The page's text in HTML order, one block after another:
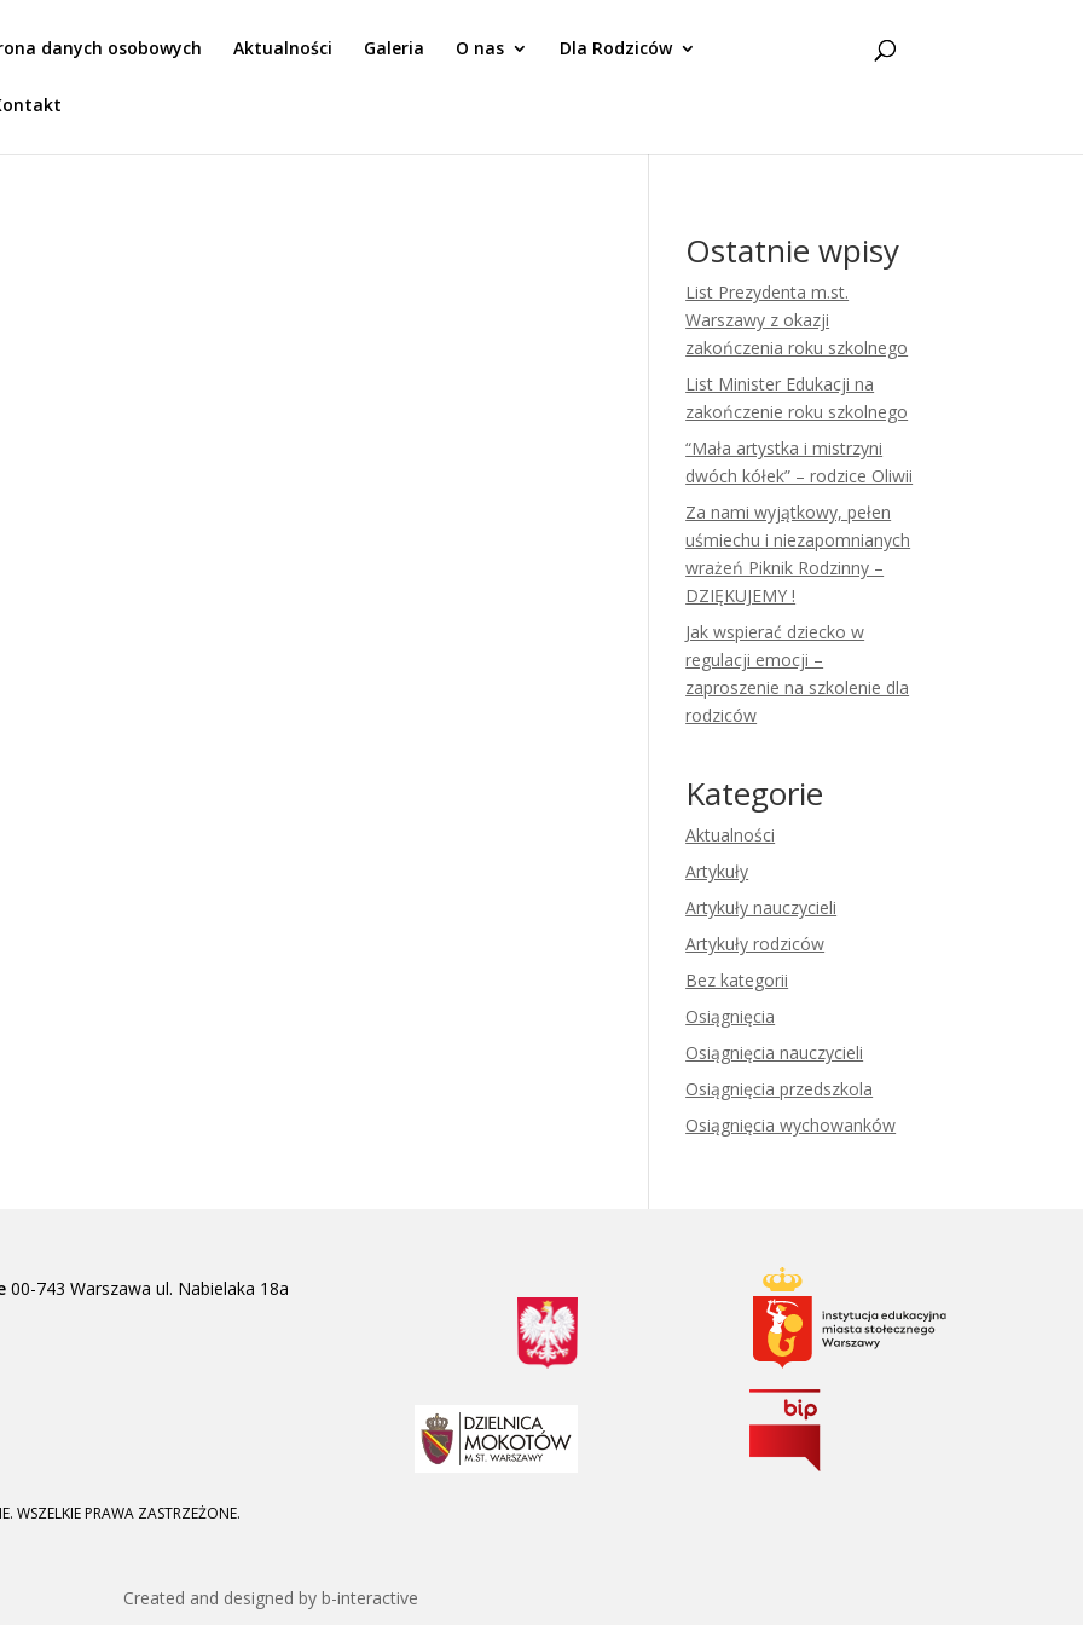
danych osobowych Aktualności Galeria O nas Dla Rodziców
Ostatnie wpisy
List Prezydenta m.st.
Warszawy z okazji
zakończenia roku szkolnego
List Minister Edukacji na
zakończenie roku szkolnego
“Mała artystka i mistrzyni
dwóch kółek” – rodzice Oliwii
Za nami wyjątkowy, pełen
uśmiechu i niezapomnianych
wrażeń Piknik Rodzinny –
DZIĘKUJEMY !
Jak wspierać dziecko w
regulacji emocji –
zaproszenie na szkolenie dla
rodziców
Kategorie
Aktualności
Artykuły
Artykuły nauczycieli
Artykuły rodziców
Bez kategorii
Osiągnięcia
Osiągnięcia nauczycieli
Osiągnięcia przedszkola
Osiągnięcia wychowanków
00-743 Warszawa ul. Nabielaka 18a
WSZELKIE PRAWA ZASTRZEŻONE.
Created and designed by b-interactive